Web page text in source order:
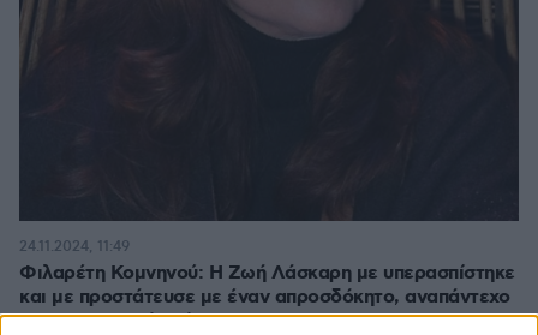
Φιλαρέτη Κομνηνού: Η Ζωή Λάσκαρη με υπε­ρασπίστηκε
και με προστάτευσε με έναν απροσδόκητο, αναπάντεχο
και συγκινητικό τρόπο
24.11.2024, 11:49